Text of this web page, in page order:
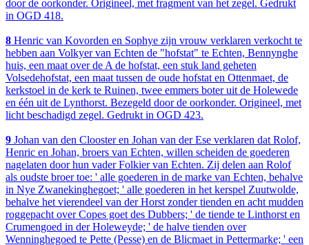
door de oorkonder. Origineel, met fragment van het zegel. Gedrukt
in OGD 418.
8 Henric van Kovorden en Sophye zijn vrouw verklaren verkocht te
hebben aan Volkyer van Echten de "hofstat" te Echten, Bennynghe
huis, een maat over de A de hofstat, een stuk land geheten
Volsedehofstat, een maat tussen de oude hofstat en Ottenmaet, de
kerkstoel in de kerk te Ruinen, twee emmers boter uit de Holewede
en één uit de Lynthorst. Bezegeld door de oorkonder. Origineel, met
licht beschadigd zegel. Gedrukt in OGD 423.
9 Johan van den Clooster en Johan van der Ese verklaren dat Rolof,
Henric en Johan, broers van Echten, willen scheiden de goederen
nagelaten door hun vader Folkier van Echten. Zij delen aan Rolof
als oudste broer toe: ' alle goederen in de marke van Echten, behalve
in Nye Zwanekinghegoet; ' alle goederen in het kerspel Zuutwolde,
behalve het vierendeel van der Horst zonder tienden en acht mudden
roggepacht over Copes goet des Dubbers; ' de tiende te Linthorst en
Crumengoed in der Holeweyde; ' de halve tienden over
Wenninghegoed te Pette (Pesse) en de Blicmaet in Pettermarke; ' een